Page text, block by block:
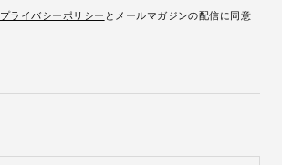
プライバシーポリシー とメールマガジンの配信に同意